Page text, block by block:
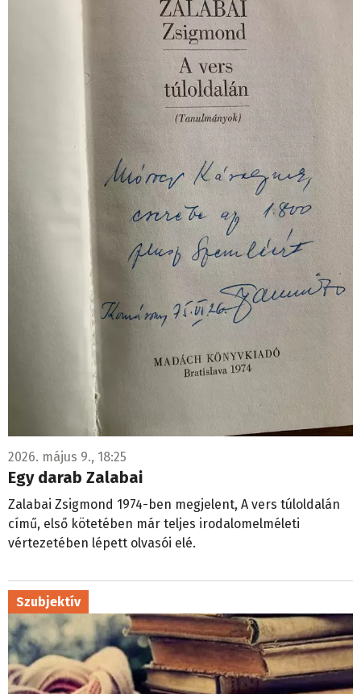
2026. május 9., 18:25
Egy darab Zalabai
Zalabai Zsigmond 1974-ben megjelent, A vers túloldalán
című, első kötetében már teljes irodalomelméleti
vértezetében lépett olvasói elé.
Szubjektív